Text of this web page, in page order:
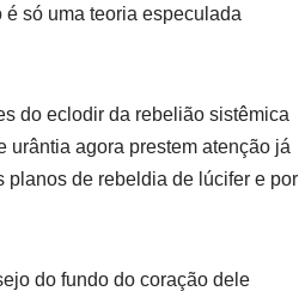
só uma teoria especulada
do eclodir da rebelião sistêmica
urântia agora prestem atenção já
de rebeldia de lúcifer e por
do fundo do coração dele